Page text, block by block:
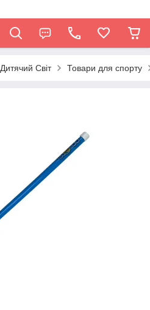
Дитячий Світ Товари для спорту